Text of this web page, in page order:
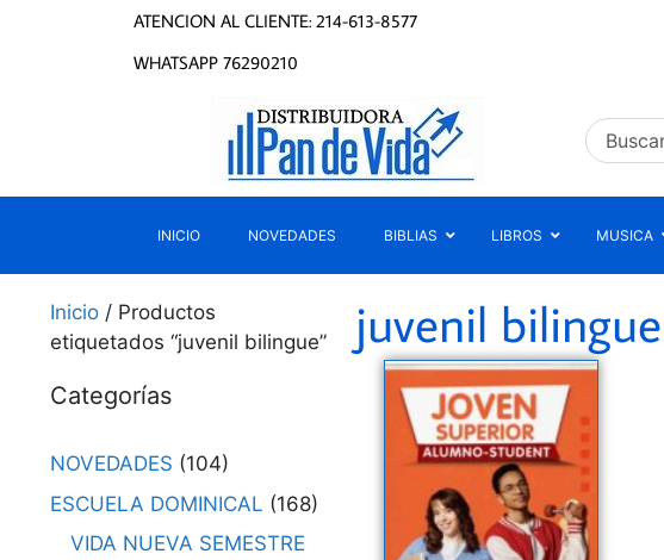
ATENCION AL CLIENTE: 214-613-8577
WHATSAPP 76290210
INICIO NOVEDADES BIBLIAS LIBROS MUSICA
Inicio / Productos
etiquetados “juvenil bilingue”
Categorías
NOVEDADES (104)
ESCUELA DOMINICAL (168)
VIDA NUEVA SEMESTRE
juvenil bilingue